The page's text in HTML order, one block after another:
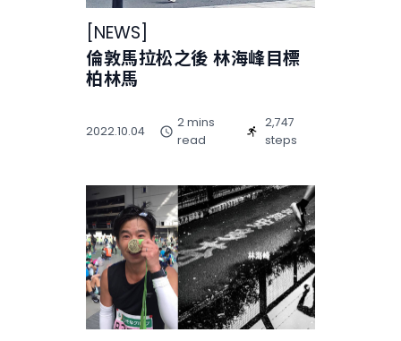
[NEWS]
倫敦馬拉松之後 林海峰目標
柏林馬
2022.10.04
2 mins
read
2,747
steps